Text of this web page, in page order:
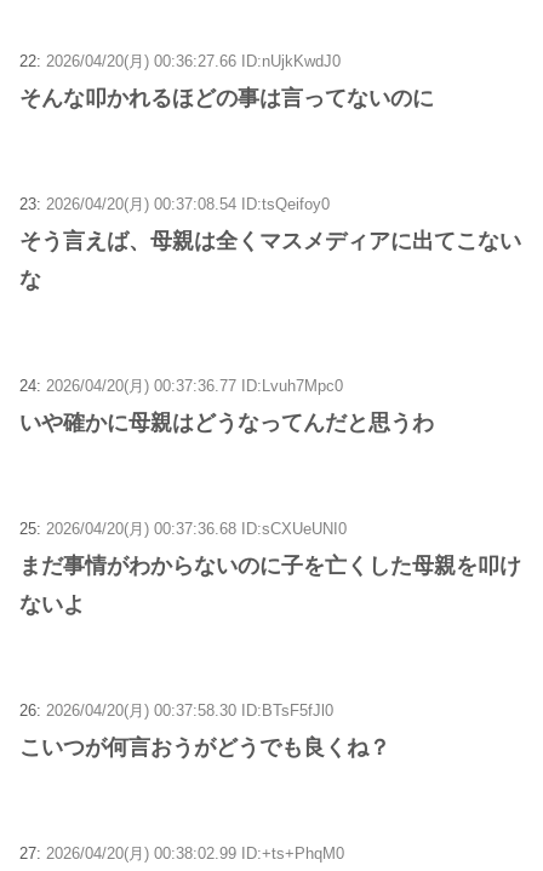
22: 2026/04/20(月) 00:36:27.66 ID:nUjkKwdJ0
そんな叩かれるほどの事は言ってないのに
23: 2026/04/20(月) 00:37:08.54 ID:tsQeifoy0
そう言えば、母親は全くマスメディアに出てこない
な
24: 2026/04/20(月) 00:37:36.77 ID:Lvuh7Mpc0
いや確かに母親はどうなってんだと思うわ
25: 2026/04/20(月) 00:37:36.68 ID:sCXUeUNI0
まだ事情がわからないのに子を亡くした母親を叩け
ないよ
26: 2026/04/20(月) 00:37:58.30 ID:BTsF5fJl0
こいつが何言おうがどうでも良くね？
27: 2026/04/20(月) 00:38:02.99 ID:+ts+PhqM0